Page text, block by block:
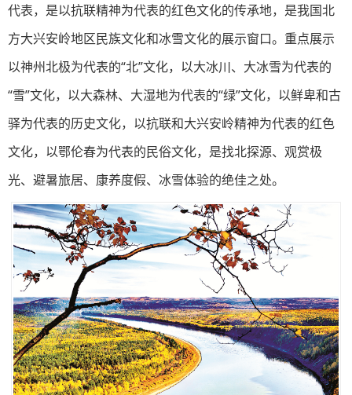
代表，是以抗联精神为代表的红色文化的传承地，是我国北
方大兴安岭地区民族文化和冰雪文化的展示窗口。重点展示
以神州北极为代表的“北”文化，以大冰川、大冰雪为代表的
“雪”文化，以大森林、大湿地为代表的“绿”文化，以鲜卑和古
驿为代表的历史文化，以抗联和大兴安岭精神为代表的红色
文化，以鄂伦春为代表的民俗文化，是找北探源、观赏极
光、避暑旅居、康养度假、冰雪体验的绝佳之处。